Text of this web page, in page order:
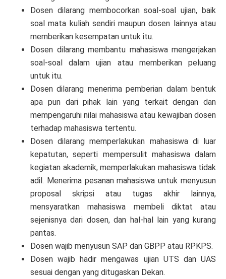
Dosen dilarang membocorkan soal-soal ujian, baik
soal mata kuliah sendiri maupun dosen lainnya atau
memberikan kesempatan untuk itu.
Dosen dilarang membantu mahasiswa mengerjakan
soal-soal dalam ujian atau memberikan peluang
untuk itu.
Dosen dilarang menerima pemberian dalam bentuk
apa pun dari pihak lain yang terkait dengan dan
mempengaruhi nilai mahasiswa atau kewajiban dosen
terhadap mahasiswa tertentu.
Dosen dilarang memperlakukan mahasiswa di luar
kepatutan, seperti mempersulit mahasiswa dalam
kegiatan akademik, memperlakukan mahasiswa tidak
adil. Menerima pesanan mahasiswa untuk menyusun
proposal skripsi atau tugas akhir lainnya,
mensyaratkan mahasiswa membeli diktat atau
sejenisnya dari dosen, dan hal-hal lain yang kurang
pantas.
Dosen wajib menyusun SAP dan GBPP atau RPKPS.
Dosen wajib hadir mengawas ujian UTS dan UAS
sesuai dengan yang ditugaskan Dekan.